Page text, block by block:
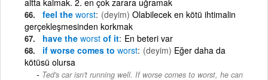
feel the worst (deyim) Olabilecek en kötü ihtimalin
gerçekleşmesinden korkmak
have the worst of it En beteri var
if worse comes to worst (deyim) Eğer daha da
kötüsü olursa
Ted's car isn't running well. If worse comes to worst, he can